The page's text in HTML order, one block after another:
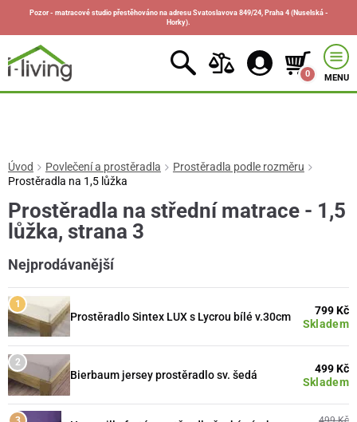
Pozor - matracové studio přestěhováno na adresu Svatoslavova 849/24, Praha 4 (Nuselská -
Horky).
0 MENU
Úvod Povlečení a prostěradla
Prostěradla podle rozměru
Prostěradla na 1,5 lůžka
Prostěradla na střední matrace - 1,5
lůžka, strana 3
Nejprodávanější
Prostěradlo Sintex LUX s Lycrou bílé v.30cm
Skladem
799 Kč
Bierbaum jersey prostěradlo sv. šedá
Skladem
499 Kč